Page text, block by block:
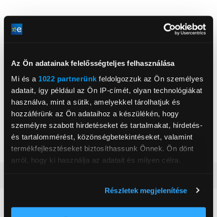
Az Ön adatainak felelősségteljes felhasználása
Mi és a 1022 partnerünk feldolgozzuk az Ön személyes
adatait, így például az Ön IP-címét, olyan technológiákat
használva, mint a sütik, amelyekkel tárolhatjuk és
hozzáférünk az Ön adataihoz a készülékén, hogy
személyre szabott hirdetéseket és tartalmakat, hirdetés-
és tartalommérést, közönségbetekintéseket, valamint
termékfejlesztéseket biztosíthassunk Önnek. Ön dönt
arról, hogy ki használja az adatait és milyen célra.
elhelyezkedéséről pár méteres pontossággal
Részletek megjelenítése
www.lamax-electronics.com/hu-hu
14100, Prága, Braskovska 308/15
Kijelző méret
Felbontás
1920 x 1080p
Memóriakártya foglalat
MicroSD
Szín
Fekete
Neked ajánljuk